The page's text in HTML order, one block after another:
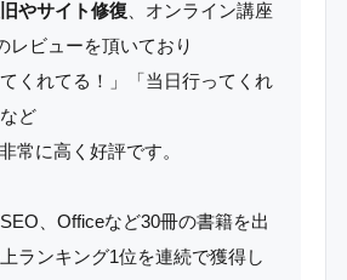
やサイト修復 、オンライン講座
レビューを頂いており
てくれてる！」「当日行ってくれ
ど
常に高く好評です。
、Officeなど30冊の書籍を出
ランキング1位を連続で獲得し